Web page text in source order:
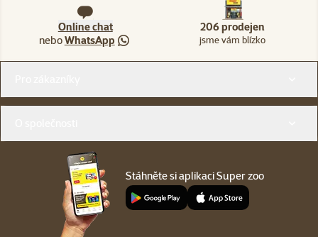
Online chat
neboWhatsApp
206 prodejen
jsme vám blízko
Stáhněte si aplikaci Super zoo